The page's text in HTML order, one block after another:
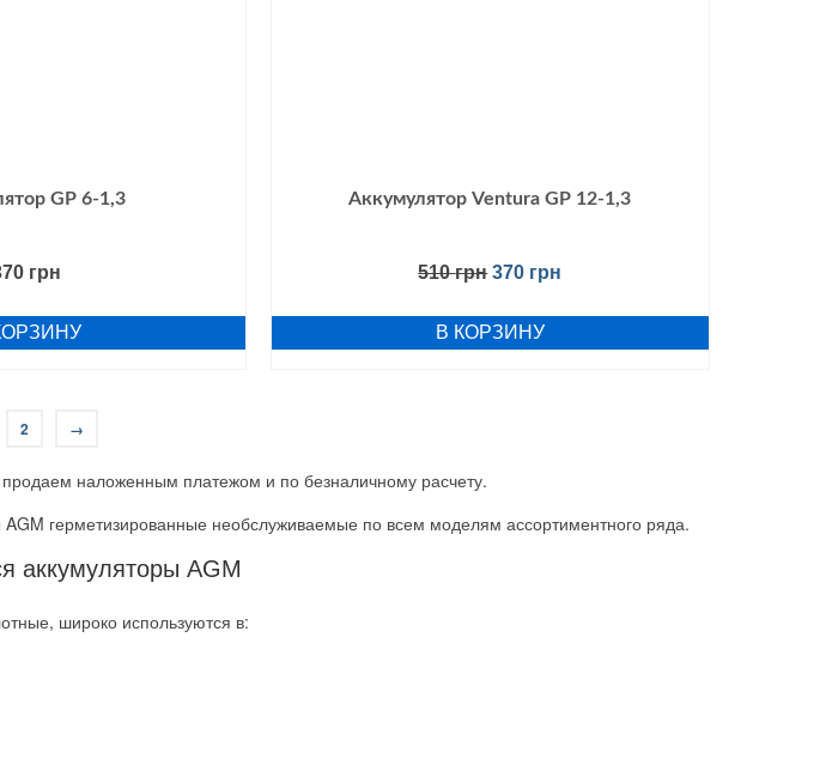
GP 6-1,3
грн
Аккумулятор Ventura GP 12-1,3
510грн 370 грн
В КОРЗИНУ
2 →
наложенным платежом и по безналичному расчету.
герметизированные необслуживаемые по всем моделям ассортиментного ряда.
аккумуляторы AGM
широко используются в: